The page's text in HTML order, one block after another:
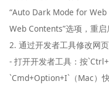
“Auto Dark Mode for
Web Contents”选项，重启
2. 通过开发者工具修改网
- 打开开发者工具：按
`Cmd+Option+I`（Mac）